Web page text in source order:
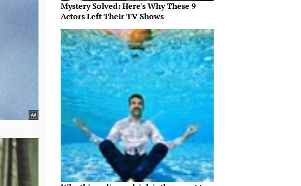
Mystery Solved: Here's Why These 9
Actors Left Their TV Shows